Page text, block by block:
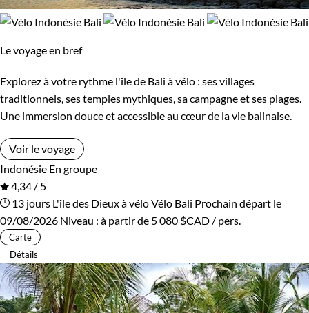
Le voyage en bref
Explorez à votre rythme l'île de Bali à vélo : ses villages
traditionnels, ses temples mythiques, sa campagne et ses plages.
Une immersion douce et accessible au cœur de la vie balinaise.
Voir le voyage
Indonésie En groupe
4,34 / 5
13 jours L'île des Dieux à véloVélo Bali Prochain départ le
09/08/2026 Niveau : à partir de 5 080 $CAD / pers.
Carte
Détails